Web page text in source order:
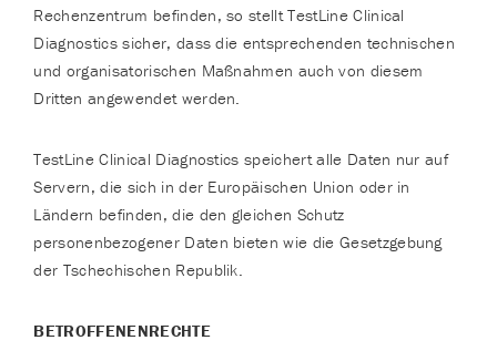
Rechenzentrum befinden, so stellt TestLine Clinical
Diagnostics sicher, dass die entsprechenden technischen
und organisatorischen Maßnahmen auch von diesem
Dritten angewendet werden.
TestLine Clinical Diagnostics speichert alle Daten nur auf
Servern, die sich in der Europäischen Union oder in
Ländern befinden, die den gleichen Schutz
personenbezogener Daten bieten wie die Gesetzgebung
der Tschechischen Republik.
BETROFFENENRECHTE